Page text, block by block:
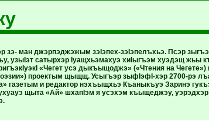
зэ- ман джэрпэджэжым зэIэпех-зэIэпелъхьэ. Псэр
узыIэт сатырхэр Iуащхьэмахуэ хиIыгъэм хуэдэщ жьы
«Чегет усэ дыкъыщоджэ» («Чтения на
проектым щыщщ. Усыгъэр зыфIэфI-хэр 2700-рэ
газетым и редактор нэхъыщхьэ Къаныкъуэ Заринэ
щыта «Ай» шхапIэм я усэхэм къыщеджэу,